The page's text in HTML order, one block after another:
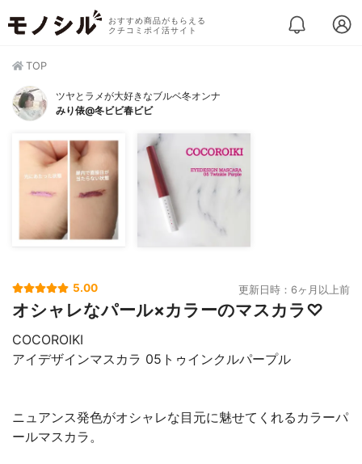
おすすめ商品がもらえる
クチコミポイ活サイト
TOP
ツヤとラメが大好きなブルベ冬オンナ
みり俵@冬ビビ春ビビ
5.00 更新日時：6ヶ月以上前
オシャレなパール×カラーのマスカラ♡
COCOROIKI
アイデザインマスカラ 05トゥインクルパープル
ニュアンス発色がオシャレな目元に魅せてくれるカラーパ
ールマスカラ。